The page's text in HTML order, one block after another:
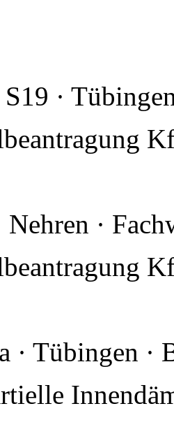
·
·
· Tübingen ·